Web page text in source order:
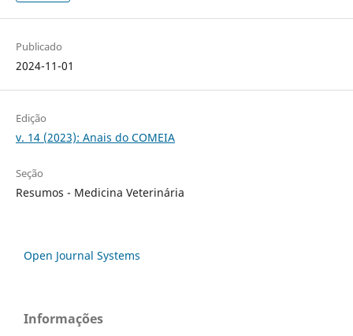
Publicado
2024-11-01
Edição
v. 14 (2023): Anais do COMEIA
Seção
Resumos - Medicina Veterinária
Open Journal Systems
Informações